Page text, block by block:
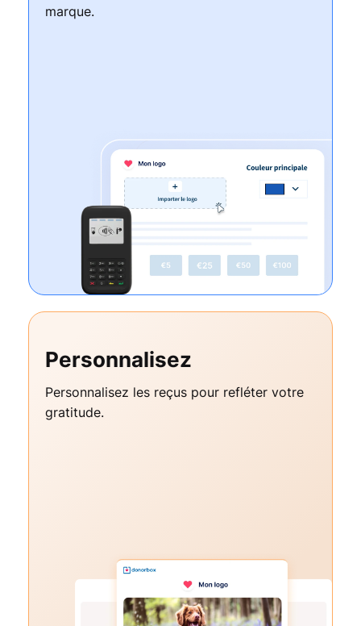
marque.
Personnalisez
Personnalisez les reçus pour refléter votre
gratitude.